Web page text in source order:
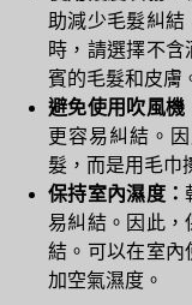
助減少毛髮糾結
時，請選擇不
賓的毛髮和皮膚
避免使用吹風機
更容易糾結。
髮，而是用毛巾
保持室內濕度：
易糾結。因此，
結。可以在室內
加空氣濕度。